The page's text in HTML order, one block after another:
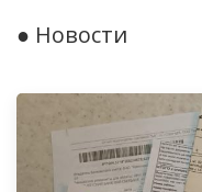
● Новости